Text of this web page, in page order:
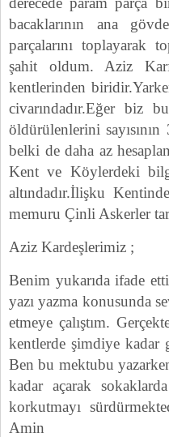
bacaklarının ana
parçalarını toplayarak
şahit oldum. Aziz
kentlerinden
civarındadır.Eğer biz
öldürülenlerini
belki de daha az
Kent ve Köylerdeki
altındadır.İlişku
memuru Çinli Askerler
Aziz Kardeşlerimiz ;
Benim yukarıda ifade
yazı yazma konusunda
etmeye çalıştım.
kentlerde şimdiye kadar
Ben bu mektubu
kadar açarak
korkutmayı
Amin